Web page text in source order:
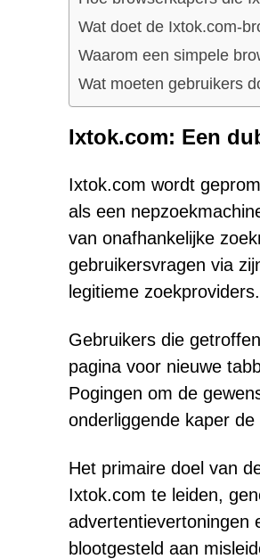
Wat doet de Ixtok.com-
Waarom een simpele
Wat moeten gebruikers
Ixtok.com: Een
Ixtok.com wordt
als een
van onafhankelijke
gebruikersvragen via
legitieme zoekproviders.
Gebruikers die
pagina voor nieuwe
Pogingen om de
onderliggende kaper
Het primaire doel van
Ixtok.com te leiden,
advertentievertoningen
blootgesteld aan